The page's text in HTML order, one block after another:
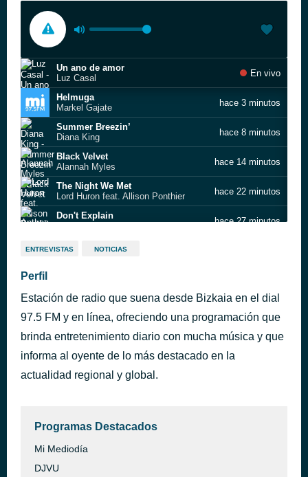
Un ano de amor
Luz Casal
En vivo
Helmuga
Markel Gajate
hace 3 minutos
Summer Breezin’
Diana King
hace 8 minutos
Black Velvet
Alannah Myles
hace 14 minutos
The Night We Met
Lord Huron feat. Allison Ponthier
hace 22 minutos
Don't Explain
hace 27 minutos
Ez Zaudenetik
Old Man
Neil Young
In Time
hace 45 minutos
ENTREVISTAS NOTICIAS
Perfil
Estación de radio que suena desde Bizkaia en el dial
97.5 FM y en línea, ofreciendo una programación que
brinda entretenimiento diario con mucha música y que
informa al oyente de lo más destacado en la
actualidad regional y global.
Programas Destacados
Mi Mediodía
DJVU